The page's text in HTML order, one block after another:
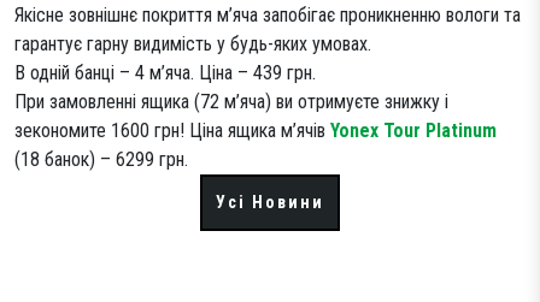
Якісне зовнішнє покриття м’яча запобігає проникненню вологи та
гарантує гарну видимість у будь-яких умовах.
В одній банці – 4 м’яча. Ціна – 439 грн.
При замовленні ящика (72 м’яча) ви отримуєте знижку і
зекономите 1600 грн! Ціна ящика м’ячів Yonex Tour Platinum
(18 банок) – 6299 грн.
Усі Новини